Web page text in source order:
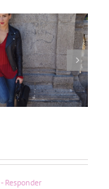
Rock Star
- Responder